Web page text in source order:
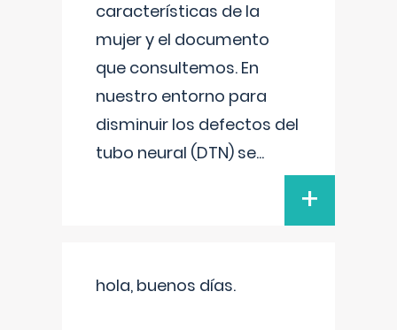
características de la
mujer y el documento
que consultemos. En
nuestro entorno para
disminuir los defectos del
tubo neural (DTN) se...
+
hola, buenos días.